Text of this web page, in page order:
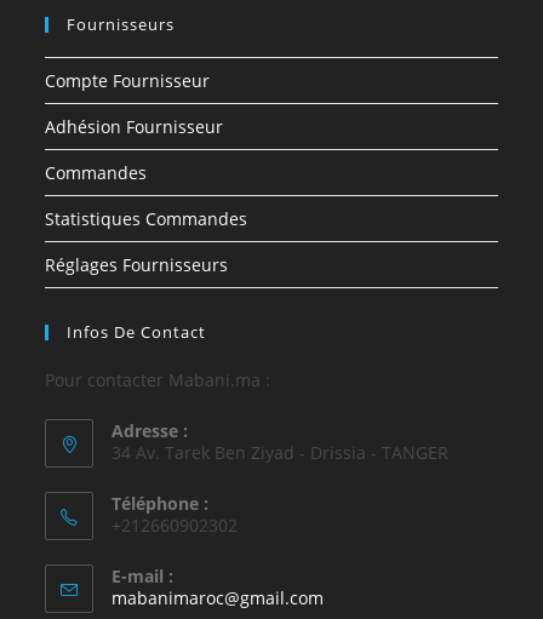
Fournisseurs
Compte Fournisseur
Adhésion Fournisseur
Commandes
Statistiques Commandes
Réglages Fournisseurs
Infos De Contact
Pour contacter Mabani.ma :
Adresse :
34 Av. Tarek Ben Ziyad - Drissia - TANGER
Téléphone :
+212660902302
E-mail :
mabanimaroc@gmail.com